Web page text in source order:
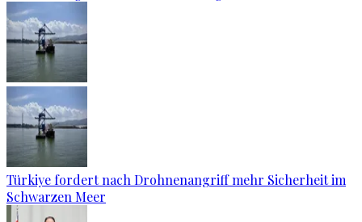
Türkiye fordert nach Drohnenangriff mehr Sicherheit im
Schwarzen Meer